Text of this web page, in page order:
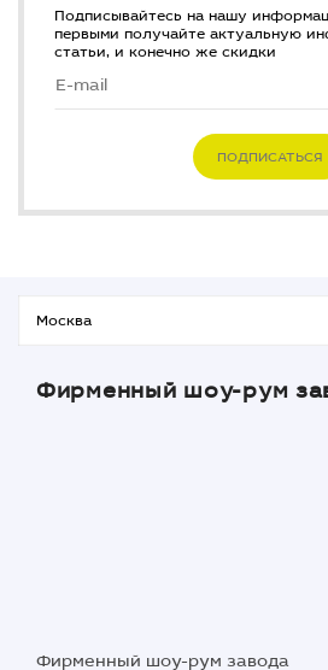
Подписывайтесь на нашу
первыми получайте актуальную
статьи, и конечно же скидки
ПОДПИСАТЬСЯ
Фирменный шоу-рум
Фирменный шоу-рум завода